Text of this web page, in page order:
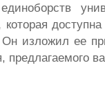
которая
Он изложил ее
предлагаемого